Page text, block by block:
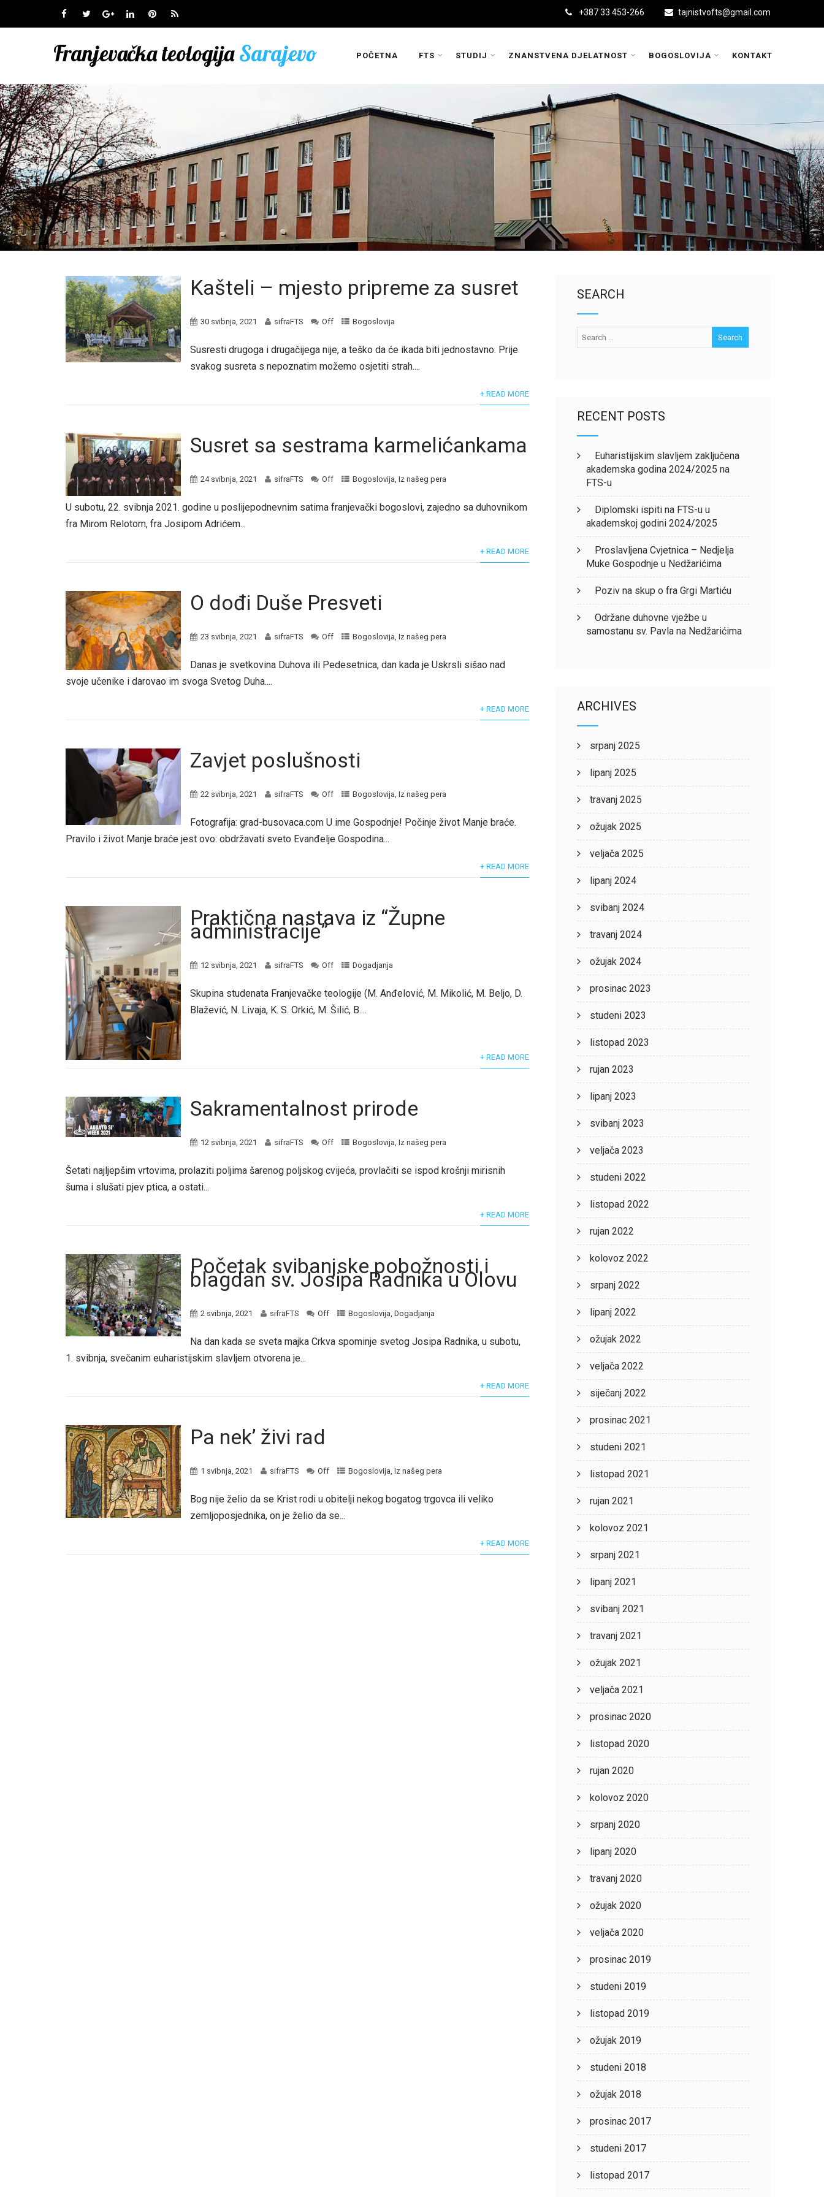
+387 33 453-266 tajnistvofts@gmail.com
Franjevačka teologijaSarajevo POČETNA FTS STUDIJ ZNANSTVENA DJELATNOST BOGOSLOVIJA KONTAKT
Kašteli – mjesto pripreme za susret
30 svibnja, 2021 sifraFTS Off Bogoslovija
Susresti drugoga i drugačijega nije, a teško da će ikada biti jednostavno. Prije
svakog susreta s nepoznatim možemo osjetiti strah....
+ READ MORE
Susret sa sestrama karmelićankama
24 svibnja, 2021 sifraFTS Off Bogoslovija,Iz našeg pera
U subotu, 22. svibnja 2021. godine u poslijepodnevnim satima franjevački bogoslovi, zajedno sa duhovnikom
fra Mirom Relotom, fra Josipom Adrićem...
+ READ MORE
O dođi Duše Presveti
23 svibnja, 2021 sifraFTS Off Bogoslovija,Iz našeg pera
Danas je svetkovina Duhova ili Pedesetnica, dan kada je Uskrsli sišao nad
svoje učenike i darovao im svoga Svetog Duha....
+ READ MORE
Zavjet poslušnosti
22 svibnja, 2021 sifraFTS Off Bogoslovija,Iz našeg pera
Fotografija: grad-busovaca.com U ime Gospodnje! Počinje život Manje braće.
Pravilo i život Manje braće jest ovo: obdržavati sveto Evanđelje Gospodina...
+ READ MORE
Praktična nastava iz “Župne
administracije”
12 svibnja, 2021 sifraFTS Off Dogadjanja
Skupina studenata Franjevačke teologije (M. Anđelović, M. Mikolić, M. Beljo, D.
Blažević, N. Livaja, K. S. Orkić, M. Šilić, B....
+ READ MORE
Sakramentalnost prirode
12 svibnja, 2021 sifraFTS Off Bogoslovija,Iz našeg pera
Šetati najljepšim vrtovima, prolaziti poljima šarenog poljskog cvijeća, provlačiti se ispod krošnji mirisnih
šuma i slušati pjev ptica, a ostati...
+ READ MORE
Početak svibanjske pobožnosti i
blagdan sv. Josipa Radnika u Olovu
2 svibnja, 2021 sifraFTS Off Bogoslovija,Dogadjanja
Na dan kada se sveta majka Crkva spominje svetog Josipa Radnika, u subotu,
1. svibnja, svečanim euharistijskim slavljem otvorena je...
+ READ MORE
Pa nek’ živi rad
1 svibnja, 2021 sifraFTS Off Bogoslovija,Iz našeg pera
Bog nije želio da se Krist rodi u obitelji nekog bogatog trgovca ili veliko
zemljoposjednika, on je želio da se...
+ READ MORE
SEARCH
RECENT POSTS
Euharistijskim slavljem zaključena
akademska godina 2024/2025 na
FTS-u
Diplomski ispiti na FTS-u u
akademskoj godini 2024/2025
Proslavljena Cvjetnica – Nedjelja
Muke Gospodnje u Nedžarićima
Poziv na skup o fra Grgi Martiću
Održane duhovne vježbe u
samostanu sv. Pavla na Nedžarićima
ARCHIVES
srpanj 2025
lipanj 2025
travanj 2025
ožujak 2025
veljača 2025
lipanj 2024
svibanj 2024
travanj 2024
ožujak 2024
prosinac 2023
studeni 2023
listopad 2023
rujan 2023
lipanj 2023
svibanj 2023
veljača 2023
studeni 2022
listopad 2022
rujan 2022
kolovoz 2022
srpanj 2022
lipanj 2022
ožujak 2022
veljača 2022
siječanj 2022
prosinac 2021
studeni 2021
listopad 2021
rujan 2021
kolovoz 2021
srpanj 2021
lipanj 2021
svibanj 2021
travanj 2021
ožujak 2021
veljača 2021
prosinac 2020
listopad 2020
rujan 2020
kolovoz 2020
srpanj 2020
lipanj 2020
travanj 2020
ožujak 2020
veljača 2020
prosinac 2019
studeni 2019
listopad 2019
ožujak 2019
studeni 2018
ožujak 2018
prosinac 2017
studeni 2017
listopad 2017